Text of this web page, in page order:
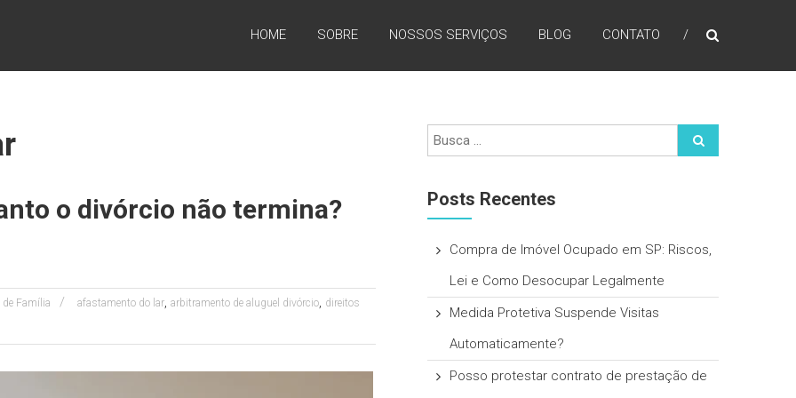
HOME SOBRE NOSSOS SERVIÇOS BLOG CONTATO
o divórcio não termina?
de Família afastamento do lar, arbitramento de aluguel divórcio, direitos
Posts Recentes
Compra de Imóvel Ocupado em SP: Riscos,
Lei e Como Desocupar Legalmente
Medida Protetiva Suspende Visitas
Automaticamente?
Posso protestar contrato de prestação de